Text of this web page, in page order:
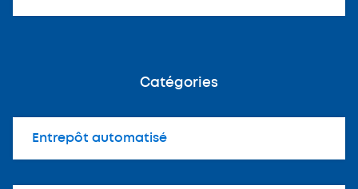
Catégories
Entrepôt automatisé